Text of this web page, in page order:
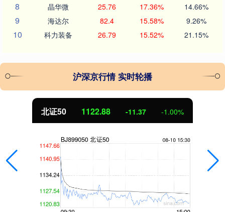
8 晶华微 25.76 17.36% 14.66%
9 海达尔 82.4 15.58% 9.26%
10 科力装备 26.79 15.52% 21.15%
沪深京行情 实时轮播
北证50 1122.88 -11.37 -1.00%